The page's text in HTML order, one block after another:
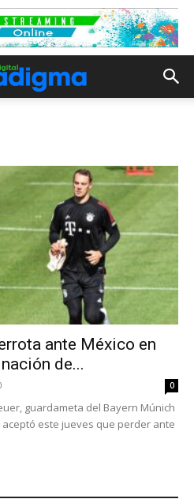
ante México en
de...
0
guardameta del Bayern Múnich
este jueves que perder ante